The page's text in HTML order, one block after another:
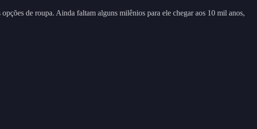
de roupa. Ainda faltam alguns milênios para ele chegar aos 10 mil anos,